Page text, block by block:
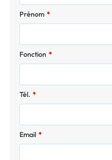
Prénom *
Fonction *
Tél. *
Email *